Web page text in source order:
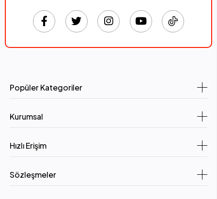
Popüler Kategoriler
Kurumsal
Hızlı Erişim
Sözleşmeler